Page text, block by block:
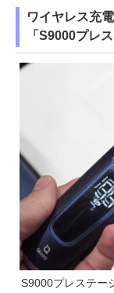
ワイヤレス充
「S9000プレ
S9000プレステー